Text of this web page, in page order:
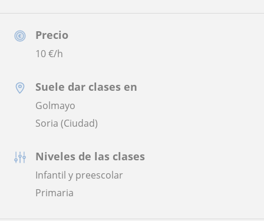
Precio
10€/h
Suele dar clases en
Golmayo
Soria (Ciudad)
Niveles de las clases
Infantil y preescolar
Primaria